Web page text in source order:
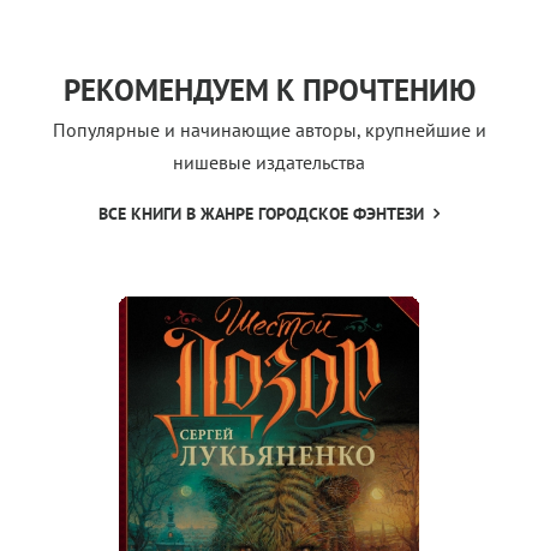
РЕКОМЕНДУЕМ К ПРОЧТЕНИЮ
Популярные и начинающие авторы, крупнейшие и
нишевые издательства
ВСЕ КНИГИ В ЖАНРЕ ГОРОДСКОЕ ФЭНТЕЗИ